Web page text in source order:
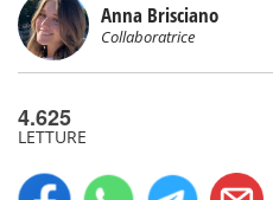
Anna Brisciano
Collaboratrice
4.625
LETTURE